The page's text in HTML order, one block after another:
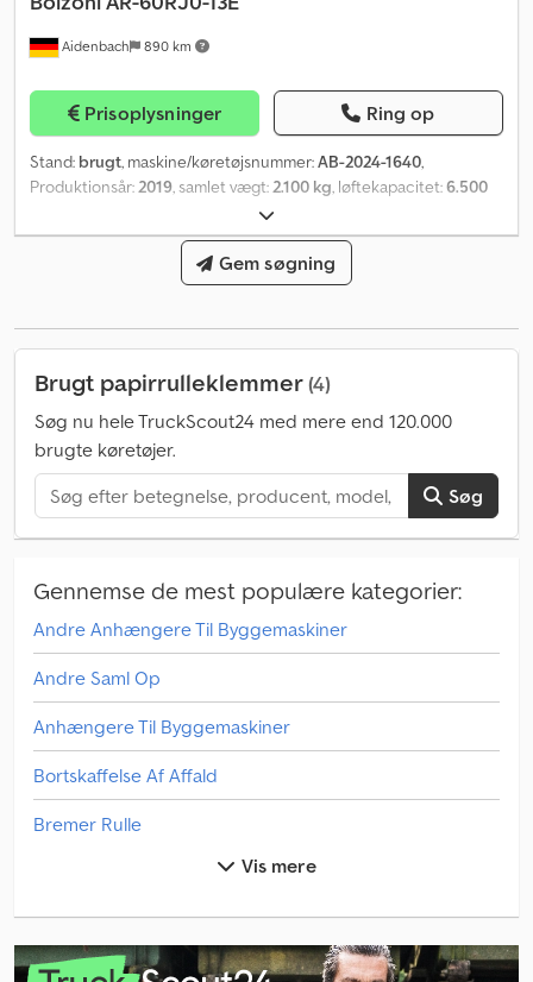
Aidenbach 890 km
Prisoplysninger Ring op
Stand: brugt, maskine/køretøjsnummer:AB-2024-1640,
Produktionsår:2019, samlet vægt:2.100 kg, løftekapacitet:6.500
, produktbredde (maks.):
Mellemsalg, ændringer og mulige fejl forbeholdes. Udstyret
sælges i den eksisterende tilstand. Dodpfx Alew Azd No Ajkr
Gem søgning
Brugt papirrulleklemmer(4)
Søg nu hele TruckScout24 med mere end 120.000
brugte køretøjer.
Søg
Gennemse de mest populære kategorier:
Andre Anhængere Til Byggemaskiner
Andre Saml Op
Anhængere Til Byggemaskiner
Bortskaffelse Af Affald
Bremer Rulle
Byggemaskiner Med Lav Læsser
Byt Kuffert På Kroppen
Chassis
Vis mere